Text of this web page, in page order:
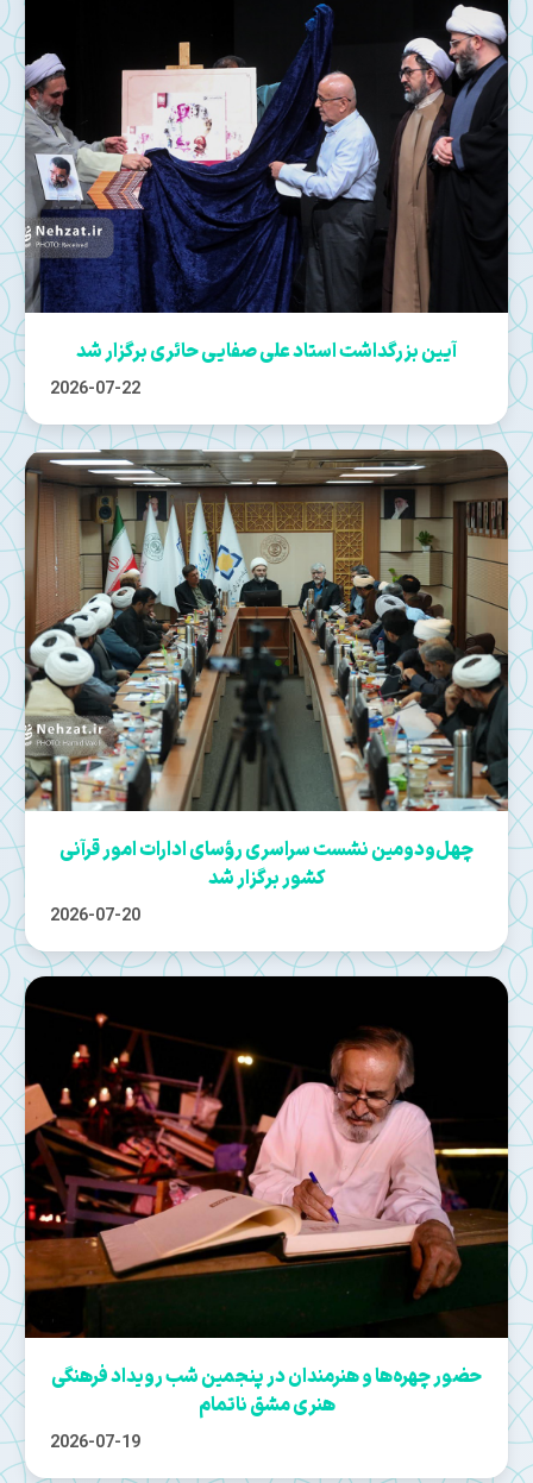
آیین بزرگداشت استاد علی صفایی‌ حائری برگزار شد
2026-07-22
چهل‌ودومین نشست سراسری رؤسای ادارات امور قرآنی
کشور برگزار شد
2026-07-20
حضور چهره‌ها و هنرمندان در پنجمین شب رویداد فرهنگی
هنری مشق ناتمام
2026-07-19